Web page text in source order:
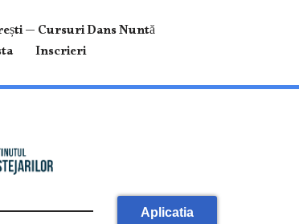
— Cursuri Dans Nuntă
Inscrieri
Aplicatia